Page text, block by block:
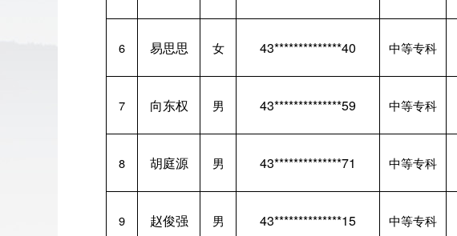
6 易思思 女 43**************40 中等专科
7 向东权 男 43**************59 中等专科
8 胡庭源 男 43**************71 中等专科
9 赵俊强 男 43**************15 中等专科